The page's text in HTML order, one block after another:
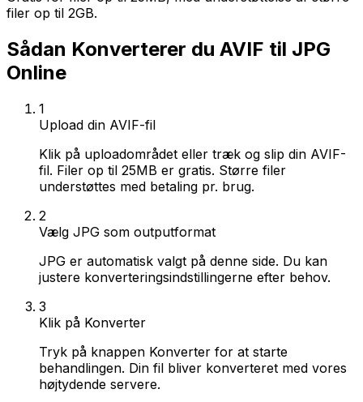
filer op til 2GB.
Sådan Konverterer du AVIF til JPG
Online
1
Upload din AVIF-fil
Klik på uploadområdet eller træk og slip din AVIF-
fil. Filer op til 25MB er gratis. Større filer
understøttes med betaling pr. brug.
2
Vælg JPG som outputformat
JPG er automatisk valgt på denne side. Du kan
justere konverteringsindstillingerne efter behov.
3
Klik på Konverter
Tryk på knappen Konverter for at starte
behandlingen. Din fil bliver konverteret med vores
højtydende servere.